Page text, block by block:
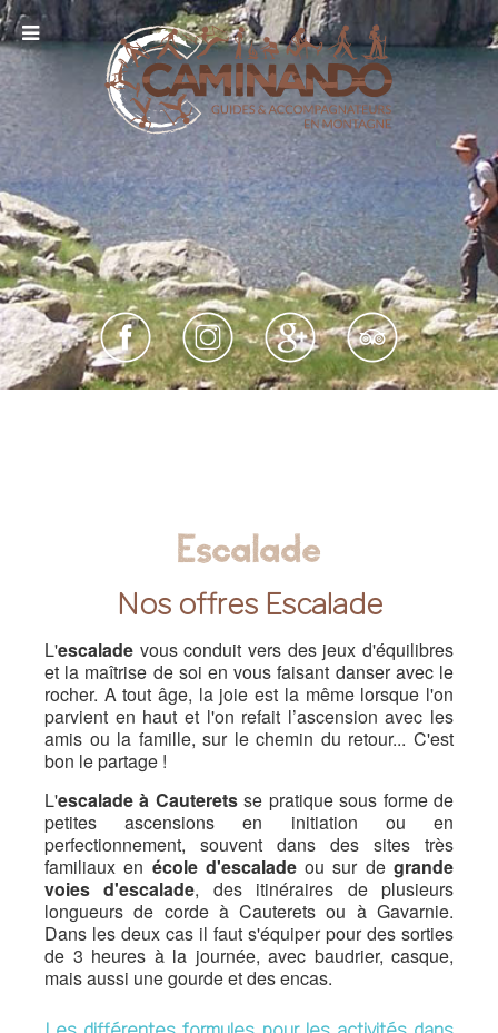
Escalade
Nos offres Escalade
L'escalade vous conduit vers des jeux d'équilibres
et la maîtrise de soi en vous faisant danser avec le
rocher. A tout âge, la joie est la même lorsque l'on
parvient en haut et l'on refait l’ascension avec les
amis ou la famille, sur le chemin du retour... C'est
bon le partage !
L'escalade à Cauteretsse pratique sous forme de
petites ascensions en initiation ou en
perfectionnement, souvent dans des sites très
familiaux en école d'escaladeou sur degrande
voies d'escalade, des itinéraires de plusieurs
longueurs de corde à Cauterets ou à Gavarnie.
Dans les deux cas il faut s'équiper pour des sorties
de 3 heures à la journée, avec baudrier, casque,
mais aussi une gourde et des encas.